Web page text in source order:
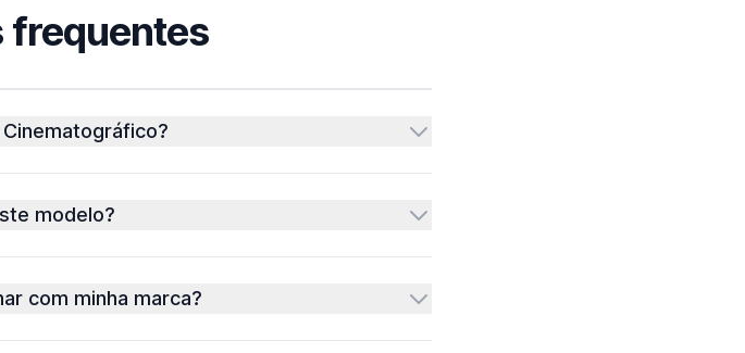
frequentes
modelo?
com minha marca?